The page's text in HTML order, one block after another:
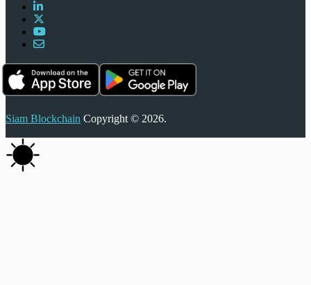
Siam Blockchain Copyright © 2026.